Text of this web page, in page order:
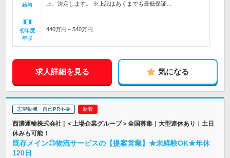
給与
上、決定します。 ※上記はあくまでも最低保証…
初年度
年収
440万円～540万円
求人詳細を見る 気になる
志望動機・自己PR不要
西濃運輸株式会社 | ＜上場企業グループ＞全国募集｜大型連休あり｜土日
休みも可能！
既存メイン◎物流サービスの【提案営業】★未経験OK★年休
120日